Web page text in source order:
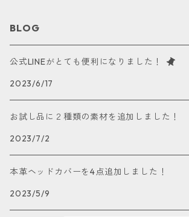
ボールケース
グリーンマーカー
ティーホルダー
オレンジ
ピンク
グリーン
イエロー
ユーティリティー用
BLOG
公式LINEがとても便利になりました！
2023/6/17
お試し品に２種類の素材を追加しました！
2023/7/2
本革ヘッドカバーを4点追加しました！
2023/5/9